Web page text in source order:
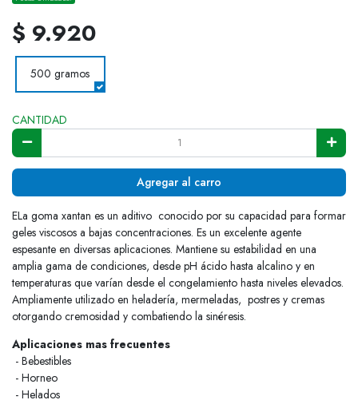
$ 9.920
500 gramos
CANTIDAD
Agregar al carro
ELa goma xantan es un aditivo conocido por su capacidad para formar
geles viscosos a bajas concentraciones. Es un excelente agente
espesante en diversas aplicaciones. Mantiene su estabilidad en una
amplia gama de condiciones, desde pH ácido hasta alcalino y en
temperaturas que varían desde el congelamiento hasta niveles elevados.
Ampliamente utilizado en heladería, mermeladas, postres y cremas
otorgando cremosidad y combatiendo la sinéresis.
Aplicaciones mas frecuentes
- Bebestibles
- Horneo
- Helados